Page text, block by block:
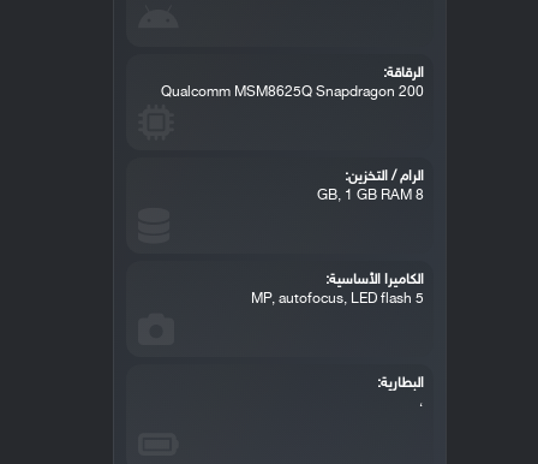
الرقاقة:
Qualcomm MSM8625Q Snapdragon 200
الرام / التخزين:
8 GB, 1 GB RAM
الكاميرا الأساسية:
5 MP, autofocus, LED flash
البطارية:
،